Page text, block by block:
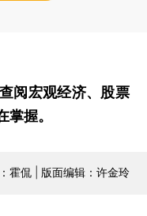
阅宏观经济、股票
握。
霍侃 | 版面编辑：许金玲